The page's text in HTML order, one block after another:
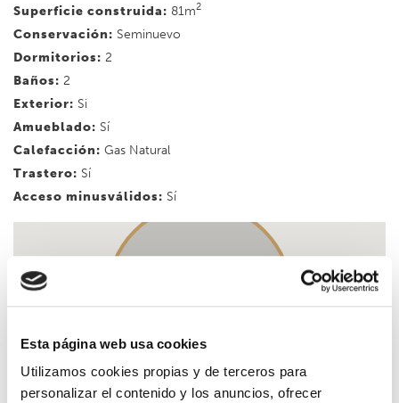
Esta página web usa cookies
Utilizamos cookies propias y de terceros para
personalizar el contenido y los anuncios, ofrecer
Superficie construida: 81m2
Conservación: Seminuevo
Dormitorios: 2
Baños: 2
Exterior: Si
Amueblado: Sí
Calefacción: Gas Natural
Trastero: Sí
Acceso minusválidos: Sí